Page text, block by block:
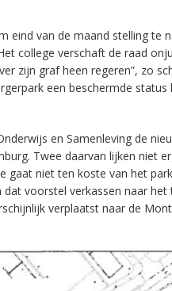
eind van de maand stelling te
college verschaft de raad
zijn graf heen regeren”, zo
een beschermde
en Samenleving de
Twee daarvan lijken niet
gaat niet ten koste van het
voorstel verkassen naar
verplaatst naar de